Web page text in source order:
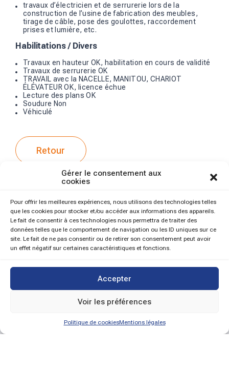
Gérer le consentement aux
cookies
Pour offrir les meilleures expériences, nous utilisons des technologies telles
que les cookies pour stocker et/ou accéder aux informations des appareils.
Le fait de consentir à ces technologies nous permettra de traiter des
données telles que le comportement de navigation ou les ID uniques sur ce
site. Le fait de ne pas consentir ou de retirer son consentement peut avoir
un effet négatif sur certaines caractéristiques et fonctions.
Accepter
Voir les préférences
Politique de cookiesMentions légales
travaux d’électricien et de serrurerie lors de la
construction de l’usine de fabrication des meubles,
tirage de câble, pose des goulottes, raccordement
prises et lumière, etc.
Habilitations / Divers
Travaux en hauteur OK, habilitation en cours de validité
Travaux de serrurerie OK
TRAVAIL avec la NACELLE, MANITOU, CHARIOT
ÉLÉVATEUR OK, licence échue
Lecture des plans OK
Soudure Non
Véhiculé
Retour